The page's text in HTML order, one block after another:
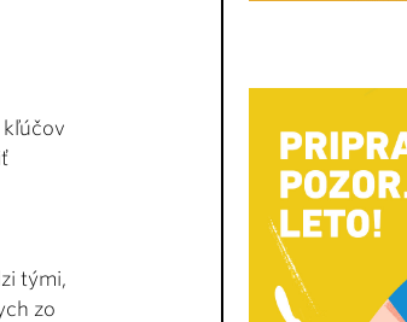
kľúčov
tými,
zo